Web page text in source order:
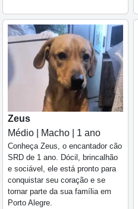
Zeus
Médio | Macho | 1 ano
Conheça Zeus, o encantador cão
SRD de 1 ano. Dócil, brincalhão
e sociável, ele está pronto para
conquistar seu coração e se
tornar parte da sua família em
Porto Alegre.